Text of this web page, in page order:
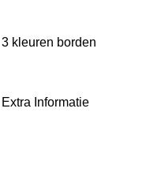
3 kleuren borden
Extra Informatie